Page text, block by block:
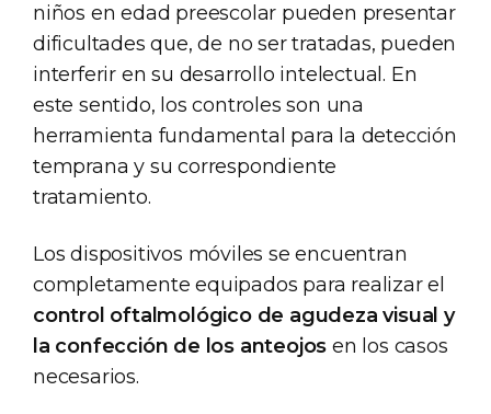
niños en edad preescolar pueden presentar
dificultades que, de no ser tratadas, pueden
interferir en su desarrollo intelectual. En
este sentido, los controles son una
herramienta fundamental para la detección
temprana y su correspondiente
tratamiento.
Los dispositivos móviles se encuentran
completamente equipados para realizar el
control oftalmológico de agudeza visual y
la confección de los anteojos en los casos
necesarios.